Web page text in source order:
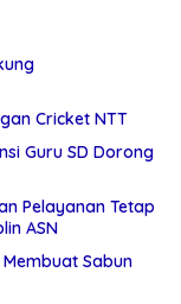
Cricket NTT
Guru SD Dorong
ASN
Sabun